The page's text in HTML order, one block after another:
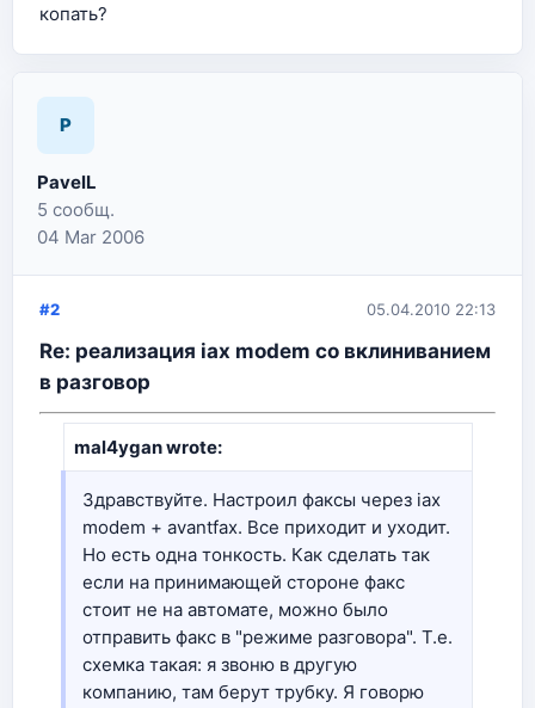
копать?
P
PavelL
5 сообщ.
04 Mar 2006
#2 05.04.2010 22:13
Re: реализация iax modem со вклиниванием
в разговор
mal4ygan wrote:
Здравствуйте. Настроил факсы через iax
modem + avantfax. Все приходит и уходит.
Но есть одна тонкость. Как сделать так
если на принимающей стороне факс
стоит не на автомате, можно было
отправить факс в "режиме разговора". Т.е.
схемка такая: я звоню в другую
компанию, там берут трубку. Я говорю